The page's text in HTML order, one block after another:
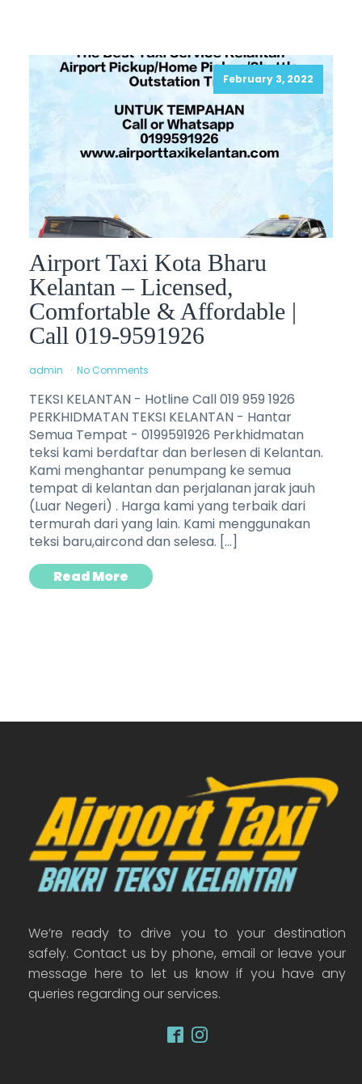
February 3, 2022
Airport Taxi Kota Bharu
Kelantan – Licensed,
Comfortable & Affordable |
Call 019-9591926
admin No Comments
TEKSI KELANTAN - Hotline Call 019 959 1926
PERKHIDMATAN TEKSI KELANTAN - Hantar
Semua Tempat - 0199591926 Perkhidmatan
teksi kami berdaftar dan berlesen di Kelantan.
Kami menghantar penumpang ke semua
tempat di kelantan dan perjalanan jarak jauh
(Luar Negeri) . Harga kami yang terbaik dari
termurah dari yang lain. Kami menggunakan
teksi baru,aircond dan selesa. […]
Read More
We’re ready to drive you to your destination
safely. Contact us by phone, email or leave your
message here to let us know if you have any
queries regarding our services.